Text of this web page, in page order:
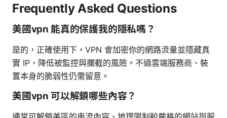
Frequently Asked Questions
美國vpn 能真的保護我的隱私嗎？
是的，正確使用下，VPN 會加密你的網路流量並隱藏真
實 IP，降低被監控與攔截的風險。不過雲端服務商、裝
置本身的脆弱性仍需留意。
美國vpn 可以解鎖哪些內容？